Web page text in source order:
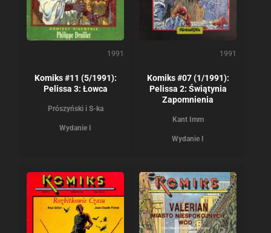
1991
Komiks #11 (5/1991):
Pelissa 3: Łowca
Prószyński i S-ka
Wydanie I
1991
Komiks #07 (1/1991):
Pelissa 2: Świątynia
Zapomnienia
Kant Imm
Wydanie I